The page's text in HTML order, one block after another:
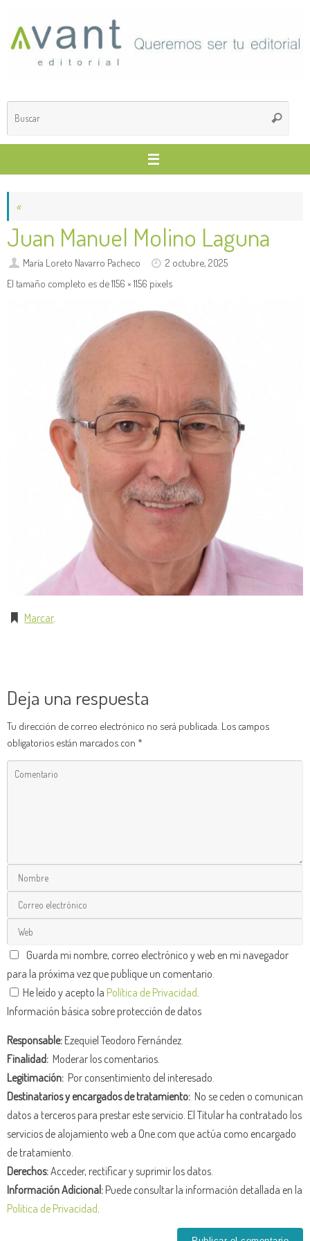
contenido
Buscar
«
Juan Manuel Molino Laguna
María Loreto Navarro Pacheco
2 octubre, 2025
El tamaño completo es de1156 × 1156 pixels
Marcar.
Deja una respuesta
Tu dirección de correo electrónico no será publicada. Los campos
obligatorios están marcados con *
Guarda mi nombre, correo electrónico y web en mi navegador
para la próxima vez que publique un comentario.
He leído y acepto la Política de Privacidad.
Información básica sobre protección de datos
Responsable:Ezequiel Teodoro Fernández.
Finalidad: Moderar los comentarios.
Legitimación: Por consentimiento del interesado.
Destinatarios y encargados de tratamiento: No se ceden o comunican
datos a terceros para prestar este servicio. El Titular ha contratado los
servicios de alojamiento web a One.com que actúa como encargado
de tratamiento.
Derechos:Acceder, rectificar y suprimir los datos.
Información Adicional:Puede consultar la información detallada en la
Política de Privacidad.